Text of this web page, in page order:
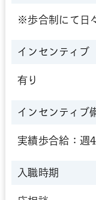
※歩合制にて日
インセンティブ
有り
インセンティブ
実績歩合給：週
入職時期